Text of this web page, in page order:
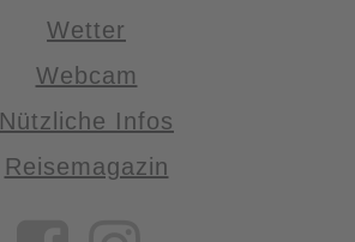
Wetter
Webcam
Nützliche Infos
Reisemagazin